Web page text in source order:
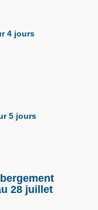
4 jours
5 jours
28 juillet